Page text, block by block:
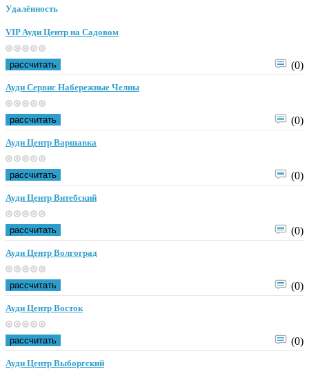
Удалённость
VIP Ауди Центр на Садовом
(0)
рассчитать
Ауди Сервис Набережные Челны
(0)
рассчитать
Ауди Центр Варшавка
(0)
рассчитать
Ауди Центр Витебский
(0)
рассчитать
Ауди Центр Волгоград
(0)
рассчитать
Ауди Центр Восток
(0)
рассчитать
Ауди Центр Выборгский